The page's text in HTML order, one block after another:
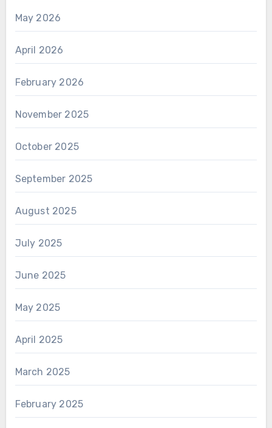
May 2026
April 2026
February 2026
November 2025
October 2025
September 2025
August 2025
July 2025
June 2025
May 2025
April 2025
March 2025
February 2025